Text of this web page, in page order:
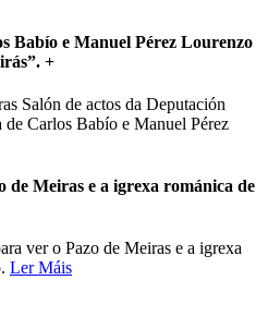
Babío e Manuel Pérez Lourenzo
+
Salón de actos da Deputación
Carlos Babío e Manuel Pérez
de Meiras e a igrexa románica de
ver o Pazo de Meiras e a igrexa
Ler Máis